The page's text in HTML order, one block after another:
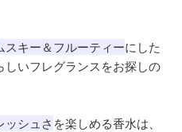
スキー＆フルーティーにした
いフレグランスをお探しの
ッシュさ を楽しめる香水は、